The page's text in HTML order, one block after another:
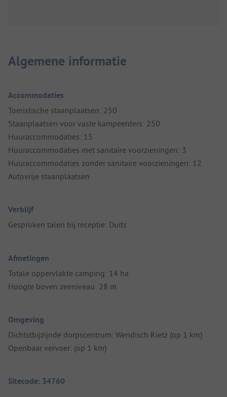
Algemene informatie
Accommodaties
Toeristische staanplaatsen: 250
Staanplaatsen voor vaste kampeerders: 250
Huuraccommodaties: 15
Huuraccommodaties met sanitaire voorzieningen: 3
Huuraccommodaties zonder sanitaire voorzieningen: 12
Autovrije staanplaatsen
Verblijf
Gesproken talen bij receptie: Duits
Afmetingen
Totale oppervlakte camping: 14 ha
Hoogte boven zeeniveau: 28 m
Omgeving
Dichtstbijzijnde dorpscentrum: Wendisch Rietz (op 1 km)
Openbaar vervoer: (op 1 km)
Sitecode: 34760